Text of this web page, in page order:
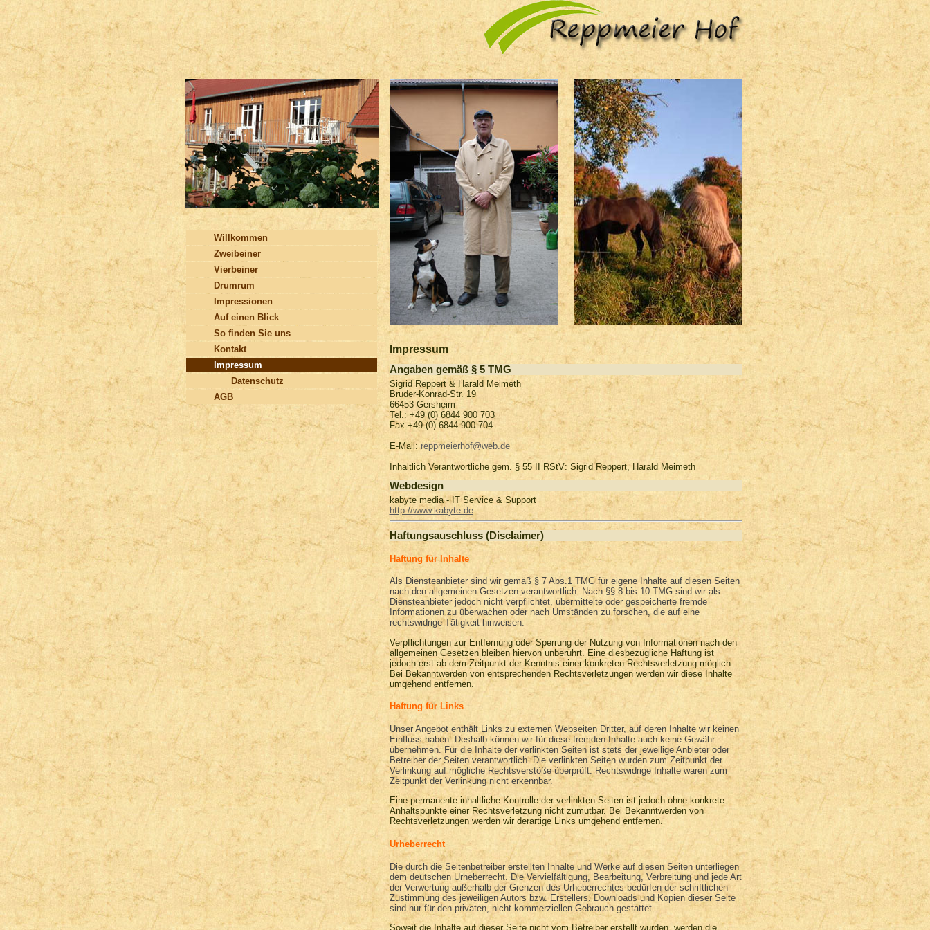
Willkommen
Zweibeiner
Vierbeiner
Drumrum
Impressionen
Auf einen Blick
So finden Sie uns
Kontakt
Impressum
Datenschutz
AGB
Impressum
Angaben gemäß § 5 TMG
Sigrid Reppert & Harald Meimeth
Bruder-Konrad-Str. 19
66453 Gersheim
Tel.: +49 (0) 6844 900 703
Fax +49 (0) 6844 900 704
E-Mail:reppmeierhof@web.de
Inhaltlich Verantwortliche gem. § 55 II RStV: Sigrid Reppert, Harald Meimeth
Webdesign
kabyte media - IT Service & Support
http://www.kabyte.de
Haftungsauschluss (Disclaimer)
Haftung für Inhalte
Als Diensteanbieter sind wir gemäß § 7 Abs.1 TMG für eigene Inhalte auf diesen Seiten
nach den allgemeinen Gesetzen verantwortlich. Nach §§ 8 bis 10 TMG sind wir als
Diensteanbieter jedoch nicht verpflichtet, übermittelte oder gespeicherte fremde
Informationen zu überwachen oder nach Umständen zu forschen, die auf eine
rechtswidrige Tätigkeit hinweisen.
Verpflichtungen zur Entfernung oder Sperrung der Nutzung von Informationen nach den
allgemeinen Gesetzen bleiben hiervon unberührt. Eine diesbezügliche Haftung ist
jedoch erst ab dem Zeitpunkt der Kenntnis einer konkreten Rechtsverletzung möglich.
Bei Bekanntwerden von entsprechenden Rechtsverletzungen werden wir diese Inhalte
umgehend entfernen.
Haftung für Links
Unser Angebot enthält Links zu externen Webseiten Dritter, auf deren Inhalte wir keinen
Einfluss haben. Deshalb können wir für diese fremden Inhalte auch keine Gewähr
übernehmen. Für die Inhalte der verlinkten Seiten ist stets der jeweilige Anbieter oder
Betreiber der Seiten verantwortlich. Die verlinkten Seiten wurden zum Zeitpunkt der
Verlinkung auf mögliche Rechtsverstöße überprüft. Rechtswidrige Inhalte waren zum
Zeitpunkt der Verlinkung nicht erkennbar.
Eine permanente inhaltliche Kontrolle der verlinkten Seiten ist jedoch ohne konkrete
Anhaltspunkte einer Rechtsverletzung nicht zumutbar. Bei Bekanntwerden von
Rechtsverletzungen werden wir derartige Links umgehend entfernen.
Urheberrecht
Die durch die Seitenbetreiber erstellten Inhalte und Werke auf diesen Seiten unterliegen
dem deutschen Urheberrecht. Die Vervielfältigung, Bearbeitung, Verbreitung und jede Art
der Verwertung außerhalb der Grenzen des Urheberrechtes bedürfen der schriftlichen
Zustimmung des jeweiligen Autors bzw. Erstellers. Downloads und Kopien dieser Seite
sind nur für den privaten, nicht kommerziellen Gebrauch gestattet.
Soweit die Inhalte auf dieser Seite nicht vom Betreiber erstellt wurden, werden die